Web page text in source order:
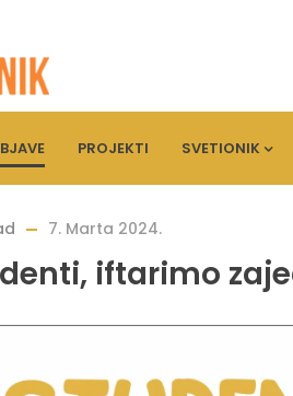
PROJEKTI SVETIONIK
7. Marta 2024.
iftarimo